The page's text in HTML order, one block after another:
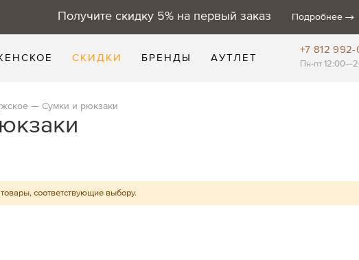
Получите скидку 5% на первый заказ Подробнее
СКИДКИ БРЕНДЫ АУТЛЕТ
+7 812 992-
Пн-пт
Сумки и рюкзаки
соответствующие выбору.